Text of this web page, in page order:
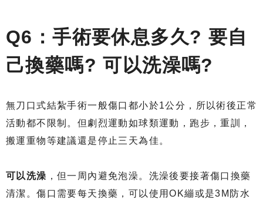
Q6：手術要休息多久? 要自
己換藥嗎? 可以洗澡嗎?
無刀口式結紮手術一般傷口都小於1公分，所以術後正常
活動都不限制。但劇烈運動如球類運動，跑步，重訓，
搬運重物等建議還是停止三天為佳。
可以洗澡 ，但一周內避免泡澡。洗澡後要接著傷口換藥
清潔。傷口需要每天換藥，可以使用OK繃或是3M防水